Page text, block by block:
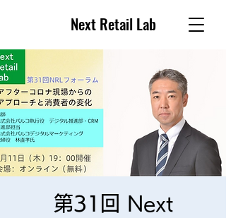
Next Retail Lab
第31回 Next